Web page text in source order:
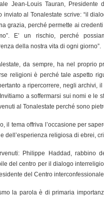
Jean-Louis Tauran,
inviato al Tonalestate scrive: “il
grazia, perché permette ai
E’ un rischio, perché
della nostra vita di ogni giorno”.
da sempre, ha nel proprio
religioni è perché tale aspetto
a ripercorrere, negli archivi,
a soffermarsi sui nomi e le
al Tonalestate perché sono
il tema offriva l’occasione per
dell’esperienza religiosa di ebrei,
Philippe Haddad, rabbino
del centro per il dialogo
del Centro
la parola è di primaria